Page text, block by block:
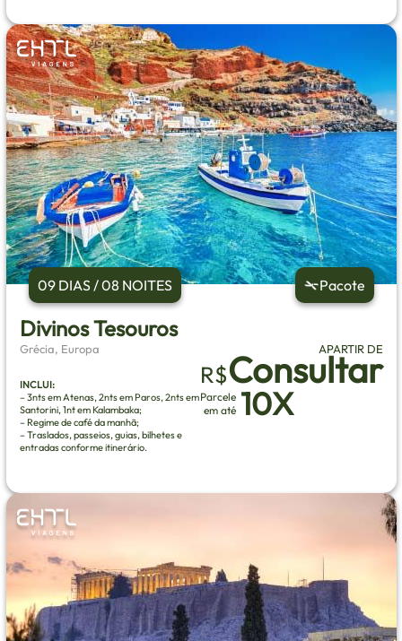
09 DIAS / 08 NOITES Pacote
Divinos Tesouros
Grécia, Europa
INCLUI:
– 3nts em Atenas, 2nts em Paros, 2nts em
Santorini, 1nt em Kalambaka;
– Regime de café da manhã;
– Traslados, passeios, guias, bilhetes e
entradas conforme itinerário.
APARTIR DE
R$Consultar
Parcele
em até 10X